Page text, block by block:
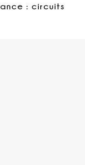
: circuits